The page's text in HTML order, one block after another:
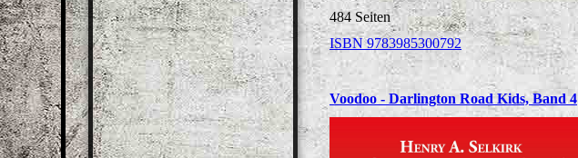
484 Seiten
ISBN 9783985300792
Voodoo - Darlington Road Kids, Band 4